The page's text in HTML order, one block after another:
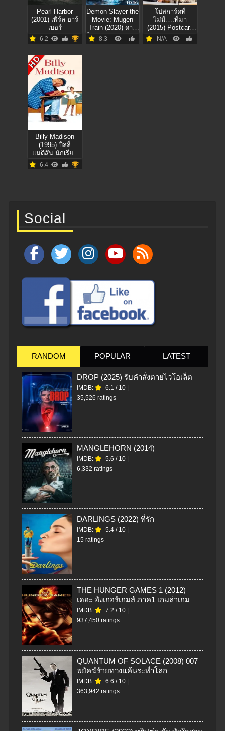
Pearl Harbor
(2001) เพิร์ล ฮาร์
เบอร์
6.2
Demon Slayer the
Movie: Mugen
Train (2020) ดาบ
พิฆาตอสูร เดอะมูฟ
วี่: ศึกรถไฟสู่นิรัน
8.3
โปสการ์ดที่
ไม่มี….ที่มา
(2015) Postcard
From Nowhere
N/A
HD
Billy Madison
(1995) บิลลี่
แมดิสัน นักเรียน
สมองตกรุ่น
6.4
Social
RANDOM POPULAR LATEST
DROP (2025) รับคำสั่งตายไวโอเล็ต
IMDB: 6.1 / 10
35,526 ratings
MANGLEHORN (2014)
IMDB: 5.6 / 10
6,332 ratings
DARLINGS (2022) ที่รัก
IMDB: 5.4 / 10
15 ratings
THE HUNGER GAMES 1 (2012)
เดอะ ฮังเกอร์เกมส์ ภาค1 เกมล่าเกม
IMDB: 7.2 / 10
937,450 ratings
QUANTUM OF SOLACE (2008) 007
พยัคฆ์ร้ายทวงแค้นระห่ำโลก
IMDB: 6.6 / 10
363,942 ratings